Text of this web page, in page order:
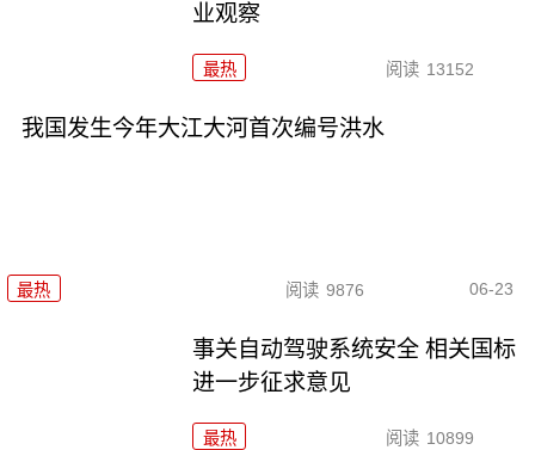
业观察
最热 阅读 13152
我国发生今年大江大河首次编号洪水
最热 阅读 9876 06-23
事关自动驾驶系统安全 相关国标
进一步征求意见
最热 阅读 10899